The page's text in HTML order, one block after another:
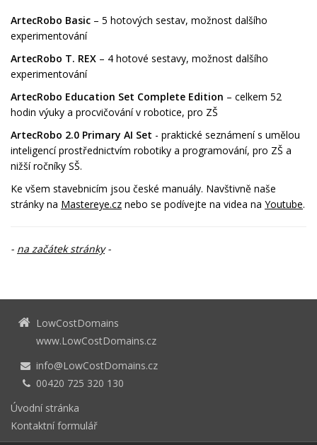
ArtecRobo Basic – 5 hotových sestav, možnost dalšího
experimentování
ArtecRobo T. REX – 4 hotové sestavy, možnost dalšího
experimentování
ArtecRobo Education Set Complete Edition – celkem 52
hodin výuky a procvičování v robotice, pro ZŠ
ArtecRobo 2.0 Primary AI Set - praktické seznámení s umělou
inteligencí prostřednictvím robotiky a programování, pro ZŠ a
nižší ročníky SŠ.
Ke všem stavebnicím jsou české manuály. Navštivně naše
stránky na Mastereye.cz nebo se podívejte na videa na Youtube.
- na začátek stránky-
LowCostDomains
www.LowCostDomains.cz
info@LowCostDomains.cz
00420 725 320 130
Úvodní stránka
Kontaktní formulář